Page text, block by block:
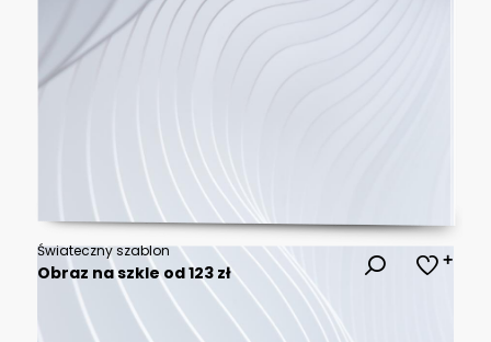
Świateczny szablon
Obraz na szkle od 123 zł